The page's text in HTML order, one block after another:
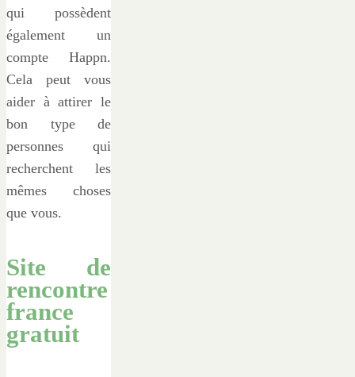
qui possèdent
également un
compte Happn.
Cela peut vous
aider à attirer le
bon type de
personnes qui
recherchent les
mêmes choses
que vous.
Site de
rencontre
france
gratuit